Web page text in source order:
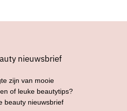
nieuwsbrief
zijn van mooie
of leuke beautytips?
beauty nieuwsbrief